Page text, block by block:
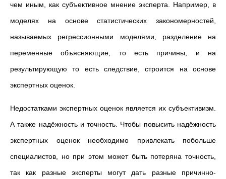
чем иным, как субъективное мнение эксперта. Например, в
моделях на основе статистических закономерностей,
называемых регрессионными моделями, разделение на
переменные объясняющие, то есть причины, и на
результирующую то есть следствие, строится на основе
экспертных оценок.
Недостатками экспертных оценок является их субъективизм.
А также надёжность и точность. Чтобы повысить надёжность
экспертных оценок необходимо привлекать побольше
специалистов, но при этом может быть потеряна точность,
так как разные эксперты могут дать разные причинно-